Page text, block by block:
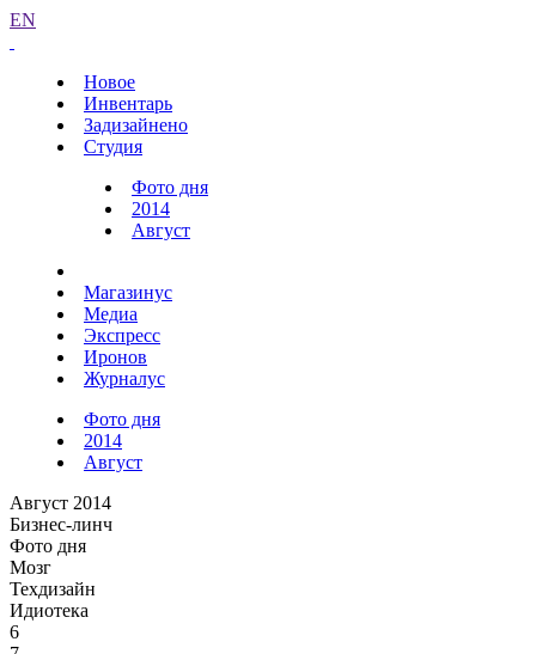
EN
Новое
Инвентарь
Задизайнено
Студия
Фото дня
2014
Август
Магазинус
Медиа
Экспресс
Иронов
Журналус
Фото дня
2014
Август
Август 2014
Бизнес-линч
Фото дня
Мозг
Техдизайн
Идиотека
6